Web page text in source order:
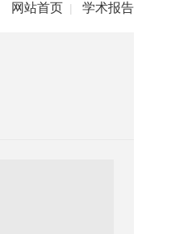
网站首页 | 学术报告